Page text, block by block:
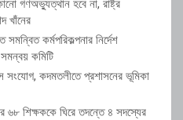
গণঅভ্যুত্থান হবে না, রাষ্ট্র
খাঁনের
কর্মপরিকল্পনার নির্দেশ
কমিটি
কদমতলীতে প্রশাসনের ভূমিকা
৬৮ শিক্ষককে ঘিরে তদন্তে ৪ সদস্যের